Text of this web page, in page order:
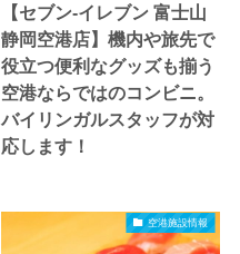
【セブン-イレブン 富士山
静岡空港店】機内や旅先で
役立つ便利なグッズも揃う
空港ならではのコンビニ。
バイリンガルスタッフが対
応します！
空港施設情報